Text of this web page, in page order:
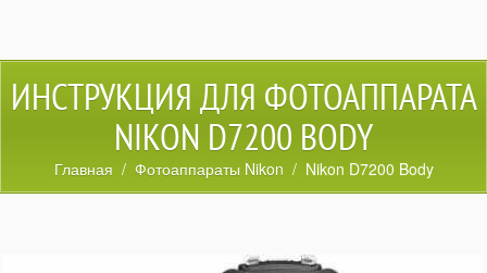
ИНСТРУКЦИЯ ДЛЯ ФОТОАППАРАТА
NIKON D7200 BODY
Главная / Фотоаппараты Nikon / Nikon D7200 Body